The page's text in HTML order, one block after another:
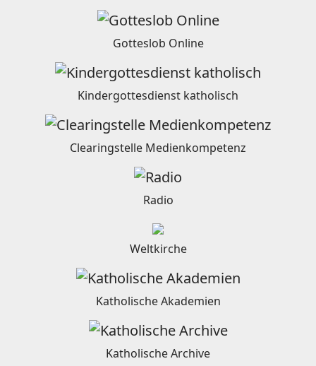
Gotteslob Online
Kindergottesdienst katholisch
Clearingstelle Medienkompetenz
Radio
Weltkirche
Katholische Akademien
Katholische Archive